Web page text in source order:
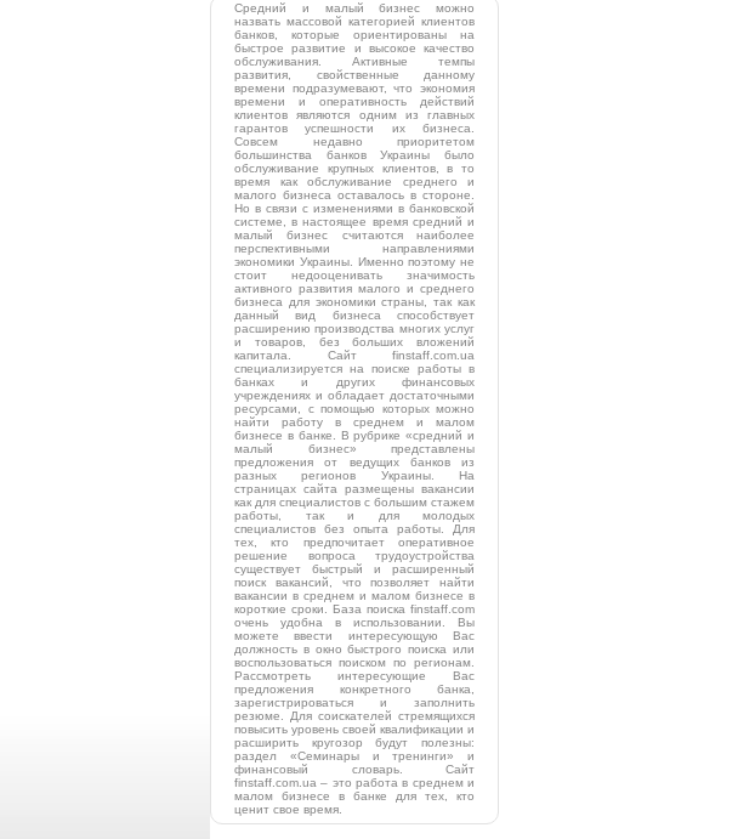
Средний и малый бизнес можно
назвать массовой категорией клиентов
банков, которые ориентированы на
быстрое развитие и высокое качество
обслуживания. Активные темпы
развития, свойственные данному
времени подразумевают, что экономия
времени и оперативность действий
клиентов являются одним из главных
гарантов успешности их бизнеса.
Совсем недавно приоритетом
большинства банков Украины было
обслуживание крупных клиентов, в то
время как обслуживание среднего и
малого бизнеса оставалось в стороне.
Но в связи с изменениями в банковской
системе, в настоящее время средний и
малый бизнес считаются наиболее
перспективными направлениями
экономики Украины. Именно поэтому не
стоит недооценивать значимость
активного развития малого и среднего
бизнеса для экономики страны, так как
данный вид бизнеса способствует
расширению производства многих услуг
и товаров, без больших вложений
капитала. Сайт finstaff.com.ua
специализируется на поиске работы в
банках и других финансовых
учреждениях и обладает достаточными
ресурсами, с помощью которых можно
найти работу в среднем и малом
бизнесе в банке. В рубрике «средний и
малый бизнес» представлены
предложения от ведущих банков из
разных регионов Украины. На
страницах сайта размещены вакансии
как для специалистов с большим стажем
работы, так и для молодых
специалистов без опыта работы. Для
тех, кто предпочитает оперативное
решение вопроса трудоустройства
существует быстрый и расширенный
поиск вакансий, что позволяет найти
вакансии в среднем и малом бизнесе в
короткие сроки. База поиска finstaff.com
очень удобна в использовании. Вы
можете ввести интересующую Вас
должность в окно быстрого поиска или
воспользоваться поиском по регионам.
Рассмотреть интересующие Вас
предложения конкретного банка,
зарегистрироваться и заполнить
резюме. Для соискателей стремящихся
повысить уровень своей квалификации и
расширить кругозор будут полезны:
раздел «Семинары и тренинги» и
финансовый словарь. Сайт
finstaff.com.ua – это работа в среднем и
малом бизнесе в банке для тех, кто
ценит свое время.